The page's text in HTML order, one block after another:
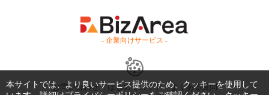
- 企業向けサービス -
お問い合わせ はじめてガイド よくある質問
本サイトでは、より良いサービス提供のため、クッキーを使用して